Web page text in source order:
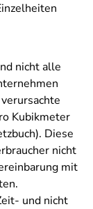
nicht alle
Kubikmeter
Diese
nicht
mit
und nicht